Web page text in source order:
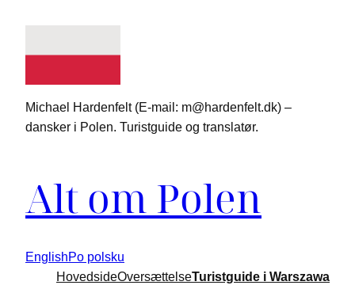
indhold
Michael Hardenfelt (E-mail: m@hardenfelt.dk) –
dansker i Polen. Turistguide og translatør.
Alt om Polen
EnglishPo polsku
HovedsideOversættelseTuristguide i Warszawa